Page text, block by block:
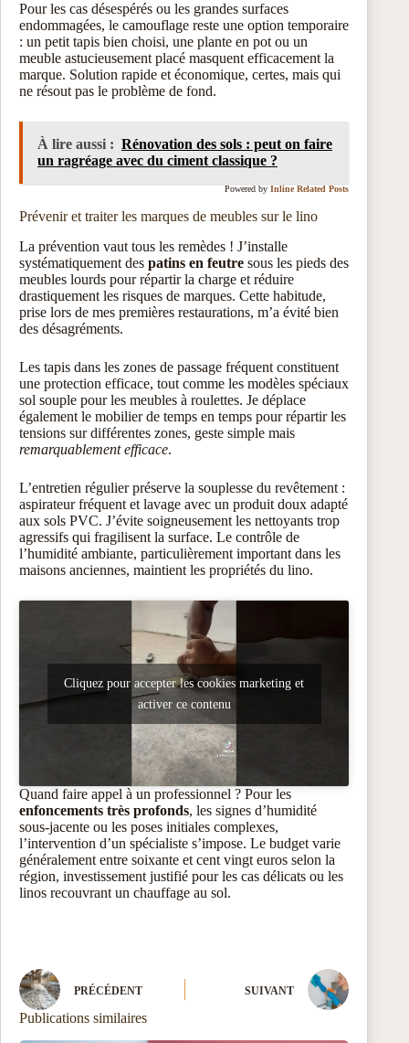
Pour les cas désespérés ou les grandes surfaces
endommagées, le camouflage reste une option temporaire
: un petit tapis bien choisi, une plante en pot ou un
meuble astucieusement placé masquent efficacement la
marque. Solution rapide et économique, certes, mais qui
ne résout pas le problème de fond.
À lire aussi : Rénovation des sols : peut on faire
un ragréage avec du ciment classique ?
Powered by Inline Related Posts
Prévenir et traiter les marques de meubles sur le lino
La prévention vaut tous les remèdes ! J’installe
systématiquement des patins en feutre sous les pieds des
meubles lourds pour répartir la charge et réduire
drastiquement les risques de marques. Cette habitude,
prise lors de mes premières restaurations, m’a évité bien
des désagréments.
Les tapis dans les zones de passage fréquent constituent
une protection efficace, tout comme les modèles spéciaux
sol souple pour les meubles à roulettes. Je déplace
également le mobilier de temps en temps pour répartir les
tensions sur différentes zones, geste simple mais
remarquablement efficace.
L’entretien régulier préserve la souplesse du revêtement :
aspirateur fréquent et lavage avec un produit doux adapté
aux sols PVC. J’évite soigneusement les nettoyants trop
agressifs qui fragilisent la surface. Le contrôle de
l’humidité ambiante, particulièrement important dans les
maisons anciennes, maintient les propriétés du lino.
Cliquez pour accepter les cookies marketing et
activer ce contenu
Quand faire appel à un professionnel ? Pour les
enfoncements très profonds, les signes d’humidité
sous-jacente ou les poses initiales complexes,
l’intervention d’un spécialiste s’impose. Le budget varie
généralement entre soixante et cent vingt euros selon la
région, investissement justifié pour les cas délicats ou les
linos recouvrant un chauffage au sol.
PRÉCÉDENT SUIVANT
Publications similaires